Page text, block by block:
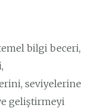
bilgi beceri,
seviyelerine
geliştirmeyi